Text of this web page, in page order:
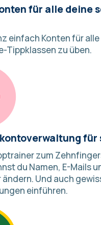
für alle deine
einfach Konten für
Tippklassen zu üben.
für
zum
du Namen, E-Mails
Und auch
einführen.